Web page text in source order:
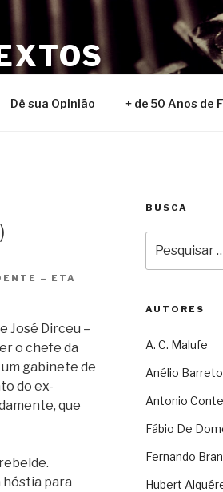
Dê sua Opinião + de 50 Anos de
– ETA
José Dirceu –
o chefe da
gabinete de
do ex-
que
hóstia para
BUSCA
por:
AUTORES
A. C. Malufe
Anélio Barreto
Antonio
Fábio De
Fernando
Hubert